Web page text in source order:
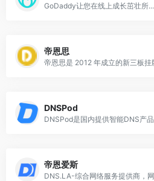
GoDaddy让您在线上成长茁壮所...
帝恩思
DNSPod
帝恩爱斯